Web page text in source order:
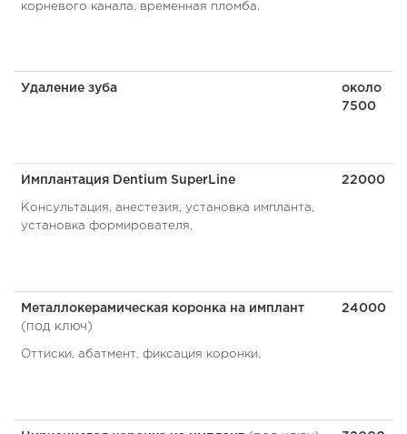
корневого канала, временная пломба.
Удаление зуба
около
7500
Имплантация Dentium SuperLine
Консультация, анестезия, установка импланта,
установка формирователя.
22000
Металлокерамическая коронка на имплант
(под ключ)
Оттиски, абатмент, фиксация коронки.
24000